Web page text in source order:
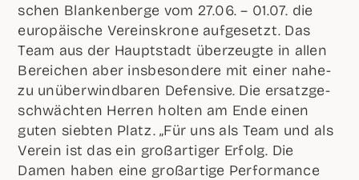
schen Blan­ken­ber­ge vom 27.06. – 01.07. die
euro­päi­sche Ver­eins­kro­ne auf­ge­setzt. Das
Team aus der Haupt­stadt über­zeug­te in allen
Berei­chen aber ins­be­son­de­re mit einer nahe­
zu unüber­wind­ba­ren Defen­si­ve. Die ersatz­ge­
schwäch­ten Her­ren hol­ten am Ende einen
guten sieb­ten Platz. „Für uns als Team und als
Ver­ein ist das ein groß­ar­ti­ger Erfolg. Die
Damen haben eine groß­ar­ti­ge Per­for­mance